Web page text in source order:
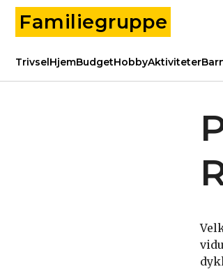
Familiegruppe
TrivselHjemBudgetHobbyAktiviteter